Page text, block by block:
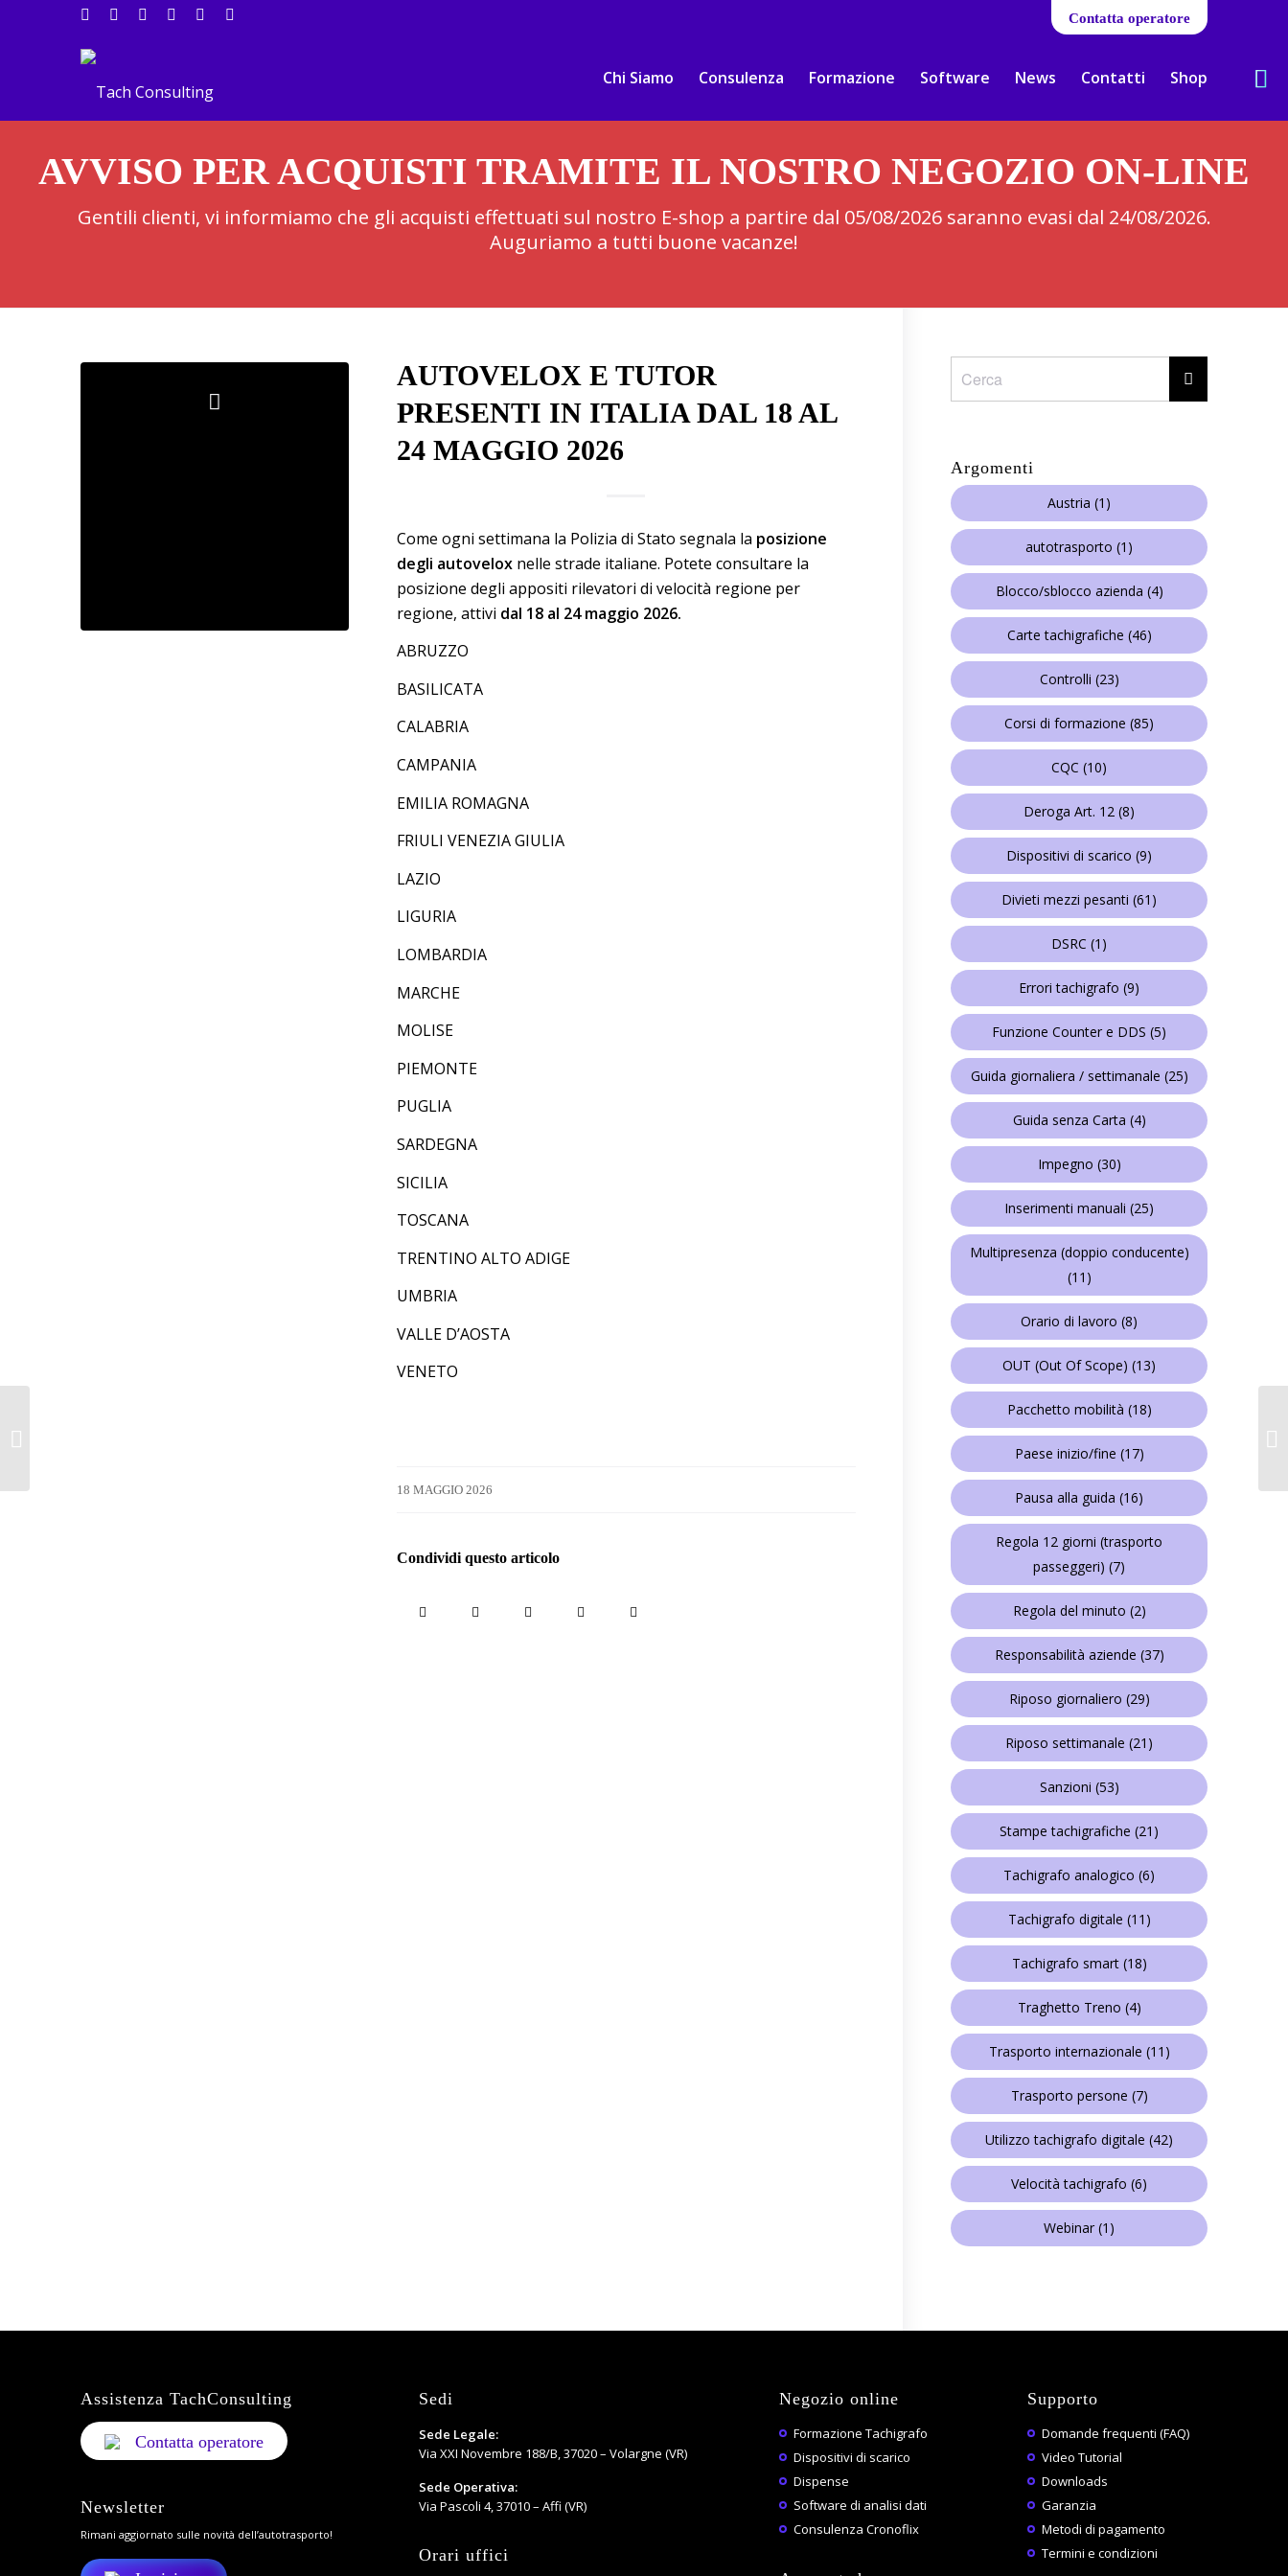
Contatta operatore
Chi Siamo Consulenza Formazione Software News Contatti Shop
AVVISO PER ACQUISTI TRAMITE IL NOSTRO NEGOZIO ON-LINE
Gentili clienti, vi informiamo che gli acquisti effettuati sul nostro E-shop a partire dal 05/08/2026 saranno evasi dal 24/08/2026.
Auguriamo a tutti buone vacanze!
AUTOVELOX E TUTOR
PRESENTI IN ITALIA DAL 18 AL
24 MAGGIO 2026
Come ogni settimana la Polizia di Stato segnala la posizione
degli autoveloxnelle strade italiane. Potete consultare la
posizione degli appositi rilevatori di velocità regione per
regione, attivi dal 18 al 24 maggio 2026.
ABRUZZO
BASILICATA
CALABRIA
CAMPANIA
EMILIA ROMAGNA
FRIULI VENEZIA GIULIA
LAZIO
LIGURIA
LOMBARDIA
MARCHE
MOLISE
PIEMONTE
PUGLIA
SARDEGNA
SICILIA
TOSCANA
TRENTINO ALTO ADIGE
UMBRIA
VALLE D’AOSTA
VENETO
18 MAGGIO 2026
Condividi questo articolo
Argomenti
Austria (1)
autotrasporto (1)
Blocco/sblocco azienda (4)
Carte tachigrafiche (46)
Controlli (23)
Corsi di formazione (85)
CQC (10)
Deroga Art. 12 (8)
Dispositivi di scarico (9)
Divieti mezzi pesanti (61)
DSRC (1)
Errori tachigrafo (9)
Funzione Counter e DDS (5)
Guida giornaliera / settimanale (25)
Guida senza Carta (4)
Impegno (30)
Inserimenti manuali (25)
Multipresenza (doppio conducente)
(11)
Orario di lavoro (8)
OUT (Out Of Scope) (13)
Pacchetto mobilità (18)
Paese inizio/fine (17)
Pausa alla guida (16)
Regola 12 giorni (trasporto
passeggeri) (7)
Regola del minuto (2)
Responsabilità aziende (37)
Riposo giornaliero (29)
Riposo settimanale (21)
Sanzioni (53)
Stampe tachigrafiche (21)
Tachigrafo analogico (6)
Tachigrafo digitale (11)
Tachigrafo smart(18)
Traghetto Treno (4)
Trasporto internazionale (11)
Trasporto persone (7)
Utilizzo tachigrafo digitale (42)
Velocità tachigrafo (6)
Webinar (1)
Assistenza TachConsulting
Contatta operatore
Newsletter
Rimani aggiornato sulle novità dell’autotrasporto!
Sedi
Sede Legale:
Via XXI Novembre 188/B, 37020 – Volargne (VR)
Sede Operativa:
Via Pascoli 4, 37010 – Affi (VR)
Orari uffici
Negozio online
Formazione Tachigrafo
Dispositivi di scarico
Dispense
Software di analisi dati
Consulenza Cronoflix
Supporto
Domande frequenti (FAQ)
Video Tutorial
Downloads
Garanzia
Metodi di pagamento
Termini e condizioni